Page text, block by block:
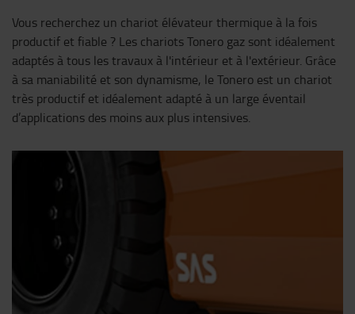
Vous recherchez un chariot élévateur thermique à la fois
productif et fiable ? Les chariots Tonero gaz sont idéalement
adaptés à tous les travaux à l'intérieur et à l'extérieur. Grâce
à sa maniabilité et son dynamisme, le Tonero est un chariot
très productif et idéalement adapté à un large éventail
d’applications des moins aux plus intensives.